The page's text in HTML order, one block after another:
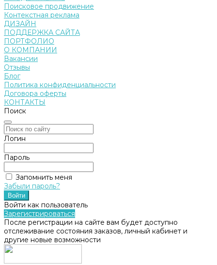
Поисковое продвижение
Контекстная реклама
ДИЗАЙН
ПОДДЕРЖКА САЙТА
ПОРТФОЛИО
О КОМПАНИИ
Вакансии
Отзывы
Блог
Политика конфиденциальности
Договора оферты
КОНТАКТЫ
Поиск
Логин
Пароль
Запомнить меня
Забыли пароль?
Войти как пользователь
Зарегистрироваться
После регистрации на сайте вам будет доступно
отслеживание состояния заказов, личный кабинет и
другие новые возможности